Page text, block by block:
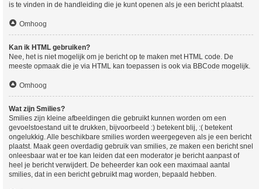
is te vinden in de handleiding die je kunt openen als je een bericht plaatst.
Omhoog
Kan ik HTML gebruiken?
Nee, het is niet mogelijk om je bericht op te maken met HTML code. De
meeste opmaak die je via HTML kan toepassen is ook via BBCode mogelijk.
Omhoog
Wat zijn Smilies?
Smilies zijn kleine afbeeldingen die gebruikt kunnen worden om een
gevoelstoestand uit te drukken, bijvoorbeeld :) betekent blij, :( betekent
ongelukkig. Alle beschikbare smilies worden weergegeven als je een bericht
plaatst. Maak geen overdadig gebruik van smilies, ze maken een bericht snel
onleesbaar wat er toe kan leiden dat een moderator je bericht aanpast of
heel je bericht verwijdert. De beheerder kan ook een maximaal aantal
smilies, dat in een bericht gebruikt mag worden, bepaald hebben.